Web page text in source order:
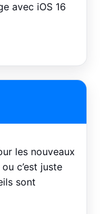
avec iOS 16
les nouveaux
c’est juste
sont